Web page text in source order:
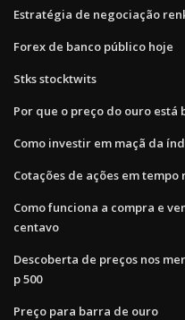
Estratégia de negociação
Forex de banco público hoje
Stks stocktwits
Por que o preço do ouro está
Como investir em maçã da
Cotações de ações em
Como funciona a compra e
centavo
Descoberta de preços nos
p 500
Preço para barra de ouro